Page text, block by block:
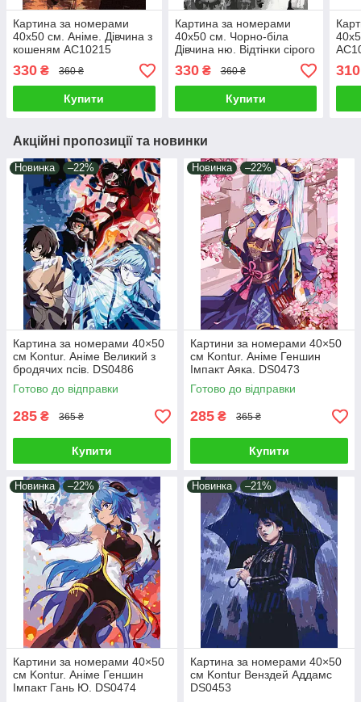
Картина за номерами
40х50 см. Аніме. Дівчина з
кошеням AC10215
330 ₴ 360 ₴
Купити
Картина за номерами
40х50 см. Чорно-біла
Дівчина ню. Відтінки сірого
330₴ 360 ₴
Купити
310
Акційні пропозиції та новинки
Новинка –22%
Картина за номерами 40×50
см Kontur. Аніме Великий з
бродячих псів. DS0486
Готово до відправки
285 ₴ 365 ₴
Купити
Новинка –22%
Картини за номерами 40×50
см Kontur. Аніме Геншин
Імпакт Аяка. DS0473
Готово до відправки
285 ₴ 365 ₴
Купити
Новинка –22%
Картини за номерами 40×50
см Kontur. Аніме Геншин
Імпакт Гань Ю. DS0474
Новинка –21%
Картина за номерами 40×50
см Kontur Венздей Аддамс
DS0453